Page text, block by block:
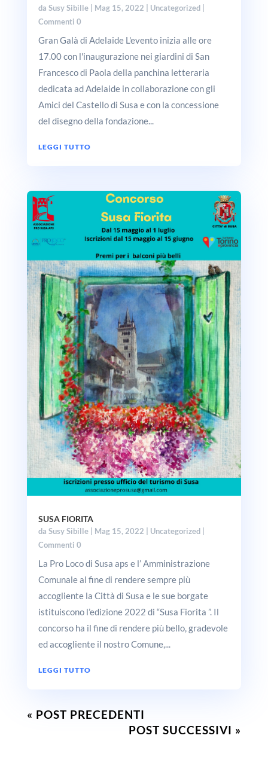
da Susy Sibille| Mag 15, 2022 Uncategorized|
Commenti 0
Gran Galà di Adelaide L'evento inizia alle ore
17.00 con l'inaugurazione nei giardini di San
Francesco di Paola della panchina letteraria
dedicata ad Adelaide in collaborazione con gli
Amici del Castello di Susa e con la concessione
del disegno della fondazione...
LEGGI TUTTO
SUSA FIORITA
da Susy Sibille| Mag 15, 2022 Uncategorized|
Commenti 0
La Pro Loco di Susa aps e l’ Amministrazione
Comunale al fine di rendere sempre più
accogliente la Città di Susa e le sue borgate
istituiscono l’edizione 2022 di “Susa Fiorita ”. Il
concorso ha il fine di rendere più bello, gradevole
ed accogliente il nostro Comune,...
LEGGI TUTTO
« POST PRECEDENTI
POST SUCCESSIVI »